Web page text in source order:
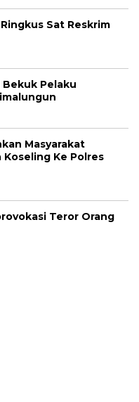
Sat Reskrim
Pelaku
Masyarakat
Koseling Ke Polres
Teror Orang